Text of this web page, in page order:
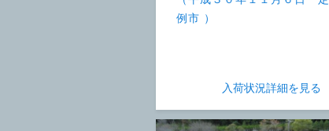
例市 ）
入荷状況詳細を見る